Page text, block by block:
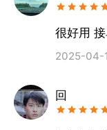
很好用
2025-04-
回